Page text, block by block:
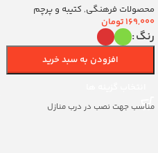
(700263)vمحصولات فرهنگی, کتیبه و پرچم
169,000تومان
رنگ
افزودن به سبد خرید
مناسب جهت نصب در درب منازل